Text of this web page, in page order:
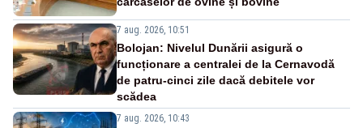
7 aug. 2026, 10:51
Bolojan: Nivelul Dunării asigură o
funcționare a centralei de la Cernavodă
de patru-cinci zile dacă debitele vor
scădea
7 aug. 2026, 10:43